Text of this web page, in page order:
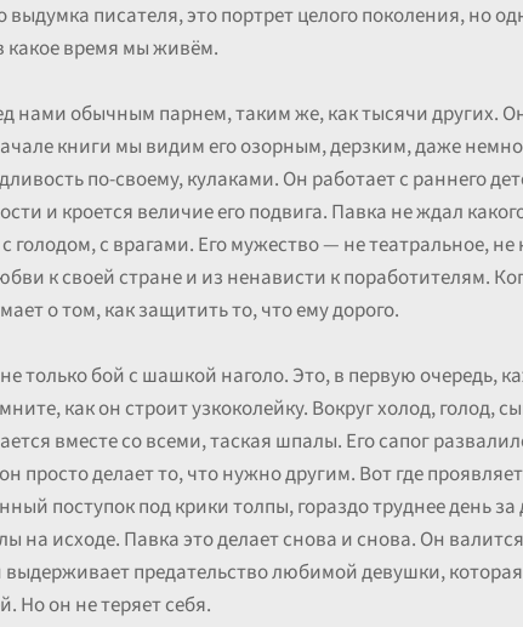
выдумка писателя, это портрет целого поколения, но
какое время мы живём.
нами обычным парнем, таким же, как тысячи других.
книги мы видим его озорным, дерзким, даже
по-своему, кулаками. Он работает с раннего
и кроется величие его подвига. Павка не ждал
голодом, с врагами. Его мужество — не театральное,
к своей стране и из ненависти к поработителям.
о том, как защитить то, что ему дорого.
только бой с шашкой наголо. Это, в первую очередь,
как он строит узкоколейку. Вокруг холод, голод,
вместе со всеми, таская шпалы. Его сапог
просто делает то, что нужно другим. Вот где
поступок под крики толпы, гораздо труднее день
на исходе. Павка это делает снова и снова. Он
выдерживает предательство любимой девушки,
Но он не теряет себя.